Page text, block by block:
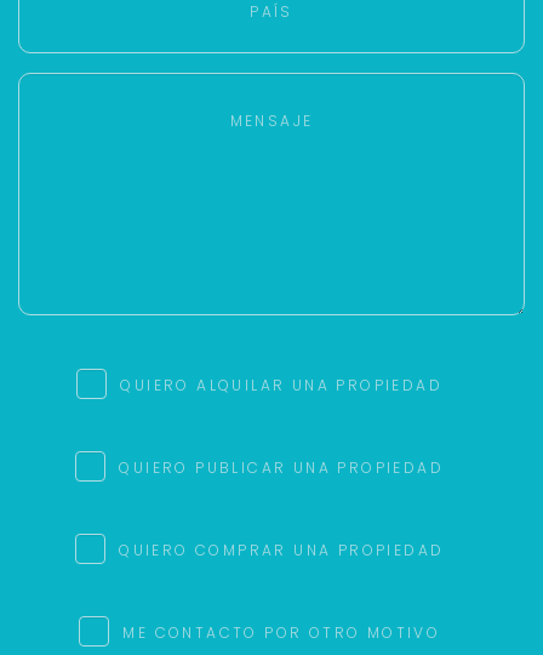
QUIERO ALQUILAR UNA PROPIEDAD
QUIERO PUBLICAR UNA PROPIEDAD
QUIERO COMPRAR UNA PROPIEDAD
ME CONTACTO POR OTRO MOTIVO